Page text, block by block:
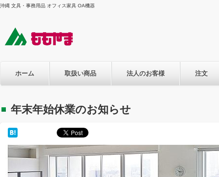
沖縄 文具・事務用品 オフィス家具 OA機器
ホーム 取扱い商品 法人のお客様 注文
年末年始休業のお知らせ